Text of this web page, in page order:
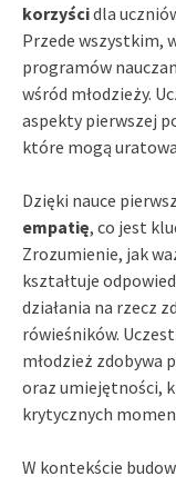
korzyścidla
Przede wszystkim,
programów
wśród młodzieży.
aspekty pierwszej
które mogą
Dzięki nauce
empatię, co jest
Zrozumienie, jak
kształtuje
działania na rzecz
rówieśników.
młodzież zdobywa
oraz umiejętności,
krytycznych
W kontekście